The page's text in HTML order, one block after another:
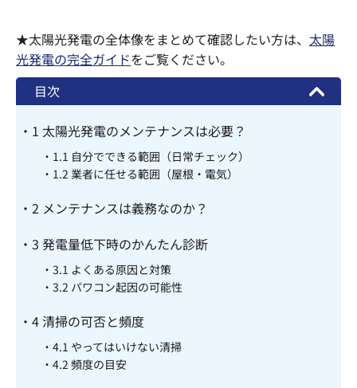
★太陽光発電の全体像をまとめて確認したい方は、 太陽
光発電の完全ガイドをご覧ください。
目次
1 太陽光発電のメンテナンスは必要？
1.1 自分でできる範囲（日常チェック）
1.2 業者に任せる範囲（屋根・電気）
2 メンテナンスは義務なのか？
3 発電量低下時のかんたん診断
3.1 よくある原因と対策
3.2 パワコン起因の可能性
4清掃の可否と頻度
4.1 やってはいけない清掃
4.2 頻度の目安